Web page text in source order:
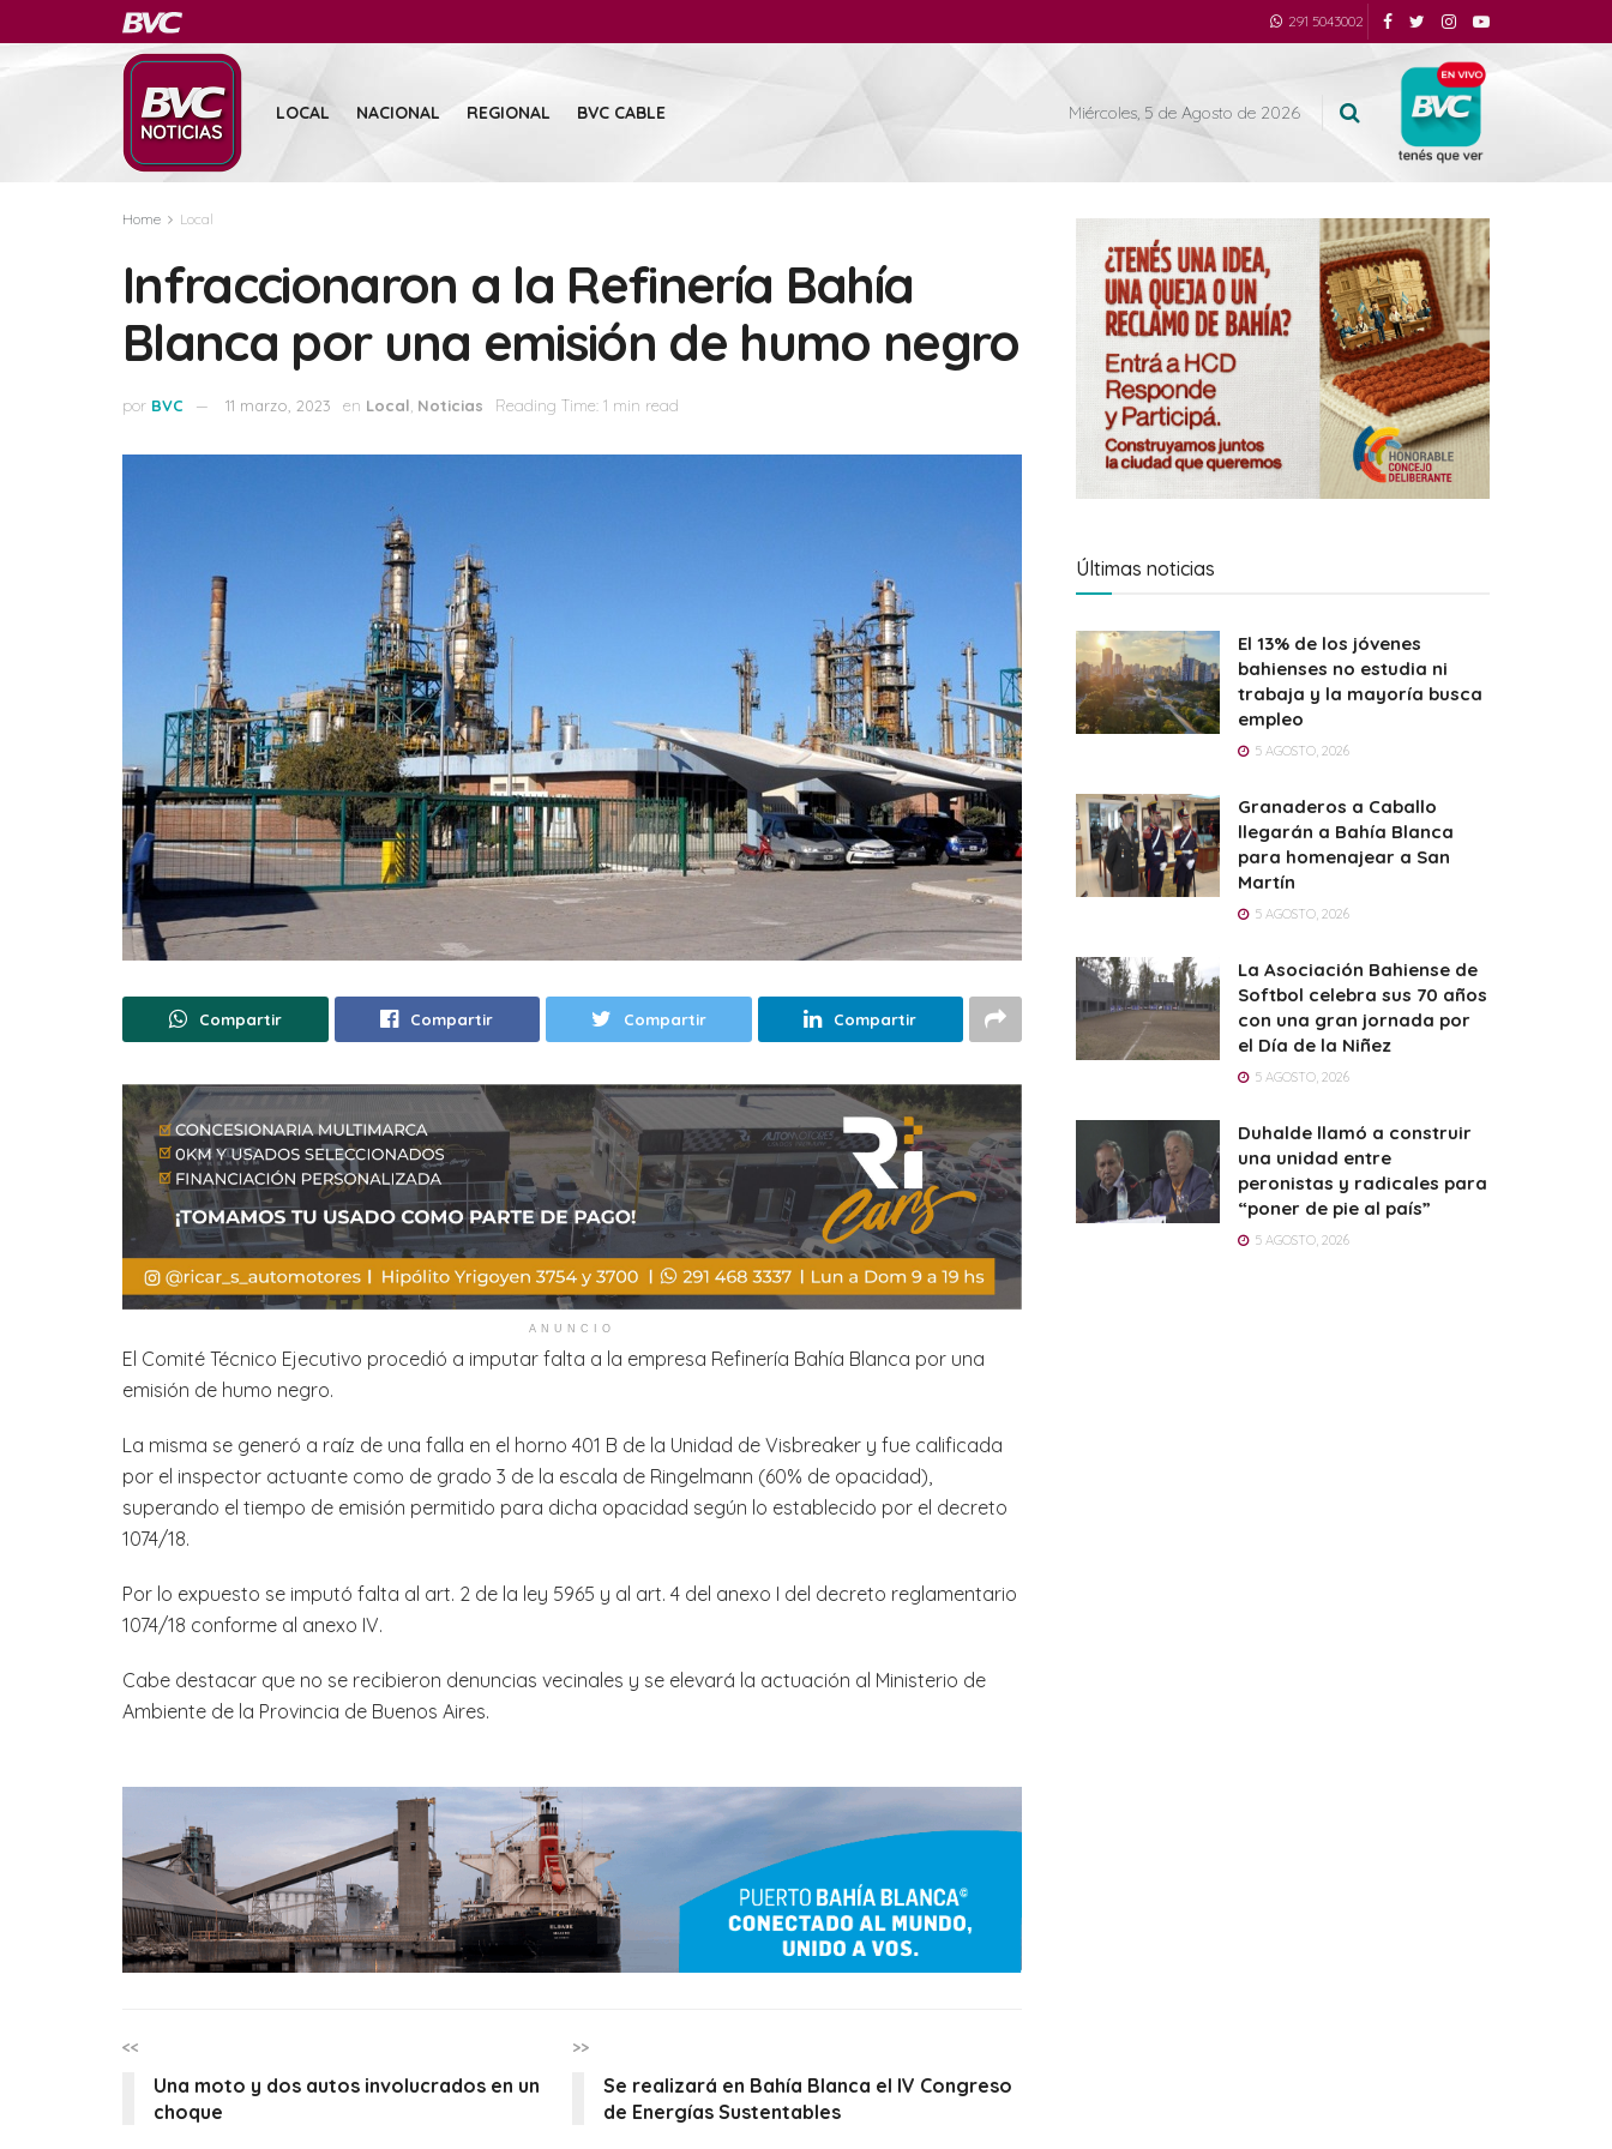
291 5043002
LOCAL NACIONAL REGIONAL BVC CABLE Miércoles, 5 de Agosto de 2026
Home Local
Infraccionaron a la Refinería Bahía
Blanca por una emisión de humo negro
por BVC 11 marzo, 2023 en Local Noticias Reading Time: 1 min read
Compartir Compartir Compartir Compartir
ANUNCIO
El Comité Técnico Ejecutivo procedió a imputar falta a la empresa Refinería Bahía Blanca por una
emisión de humo negro.
La misma se generó a raíz de una falla en el horno 401 B de la Unidad de Visbreaker y fue calificada
por el inspector actuante como de grado 3 de la escala de Ringelmann (60% de opacidad),
superando el tiempo de emisión permitido para dicha opacidad según lo establecido por el decreto
1074/18.
Por lo expuesto se imputó falta al art. 2 de la ley 5965 y al art. 4 del anexo I del decreto reglamentario
1074/18 conforme al anexo IV.
Cabe destacar que no se recibieron denuncias vecinales y se elevará la actuación al Ministerio de
Ambiente de la Provincia de Buenos Aires.
<<
Una moto y dos autos involucrados en un
choque
>>
Se realizará en Bahía Blanca el IV Congreso
de Energías Sustentables
Últimas noticias
El 13% de los jóvenes
bahienses no estudia ni
trabaja y la mayoría busca
empleo
5 AGOSTO, 2026
Granaderos a Caballo
llegarán a Bahía Blanca
para homenajear a San
Martín
5 AGOSTO, 2026
La Asociación Bahiense de
Softbol celebra sus 70 años
con una gran jornada por
el Día de la Niñez
5 AGOSTO, 2026
Duhalde llamó a construir
una unidad entre
peronistas y radicales para
“poner de pie al país”
5 AGOSTO, 2026